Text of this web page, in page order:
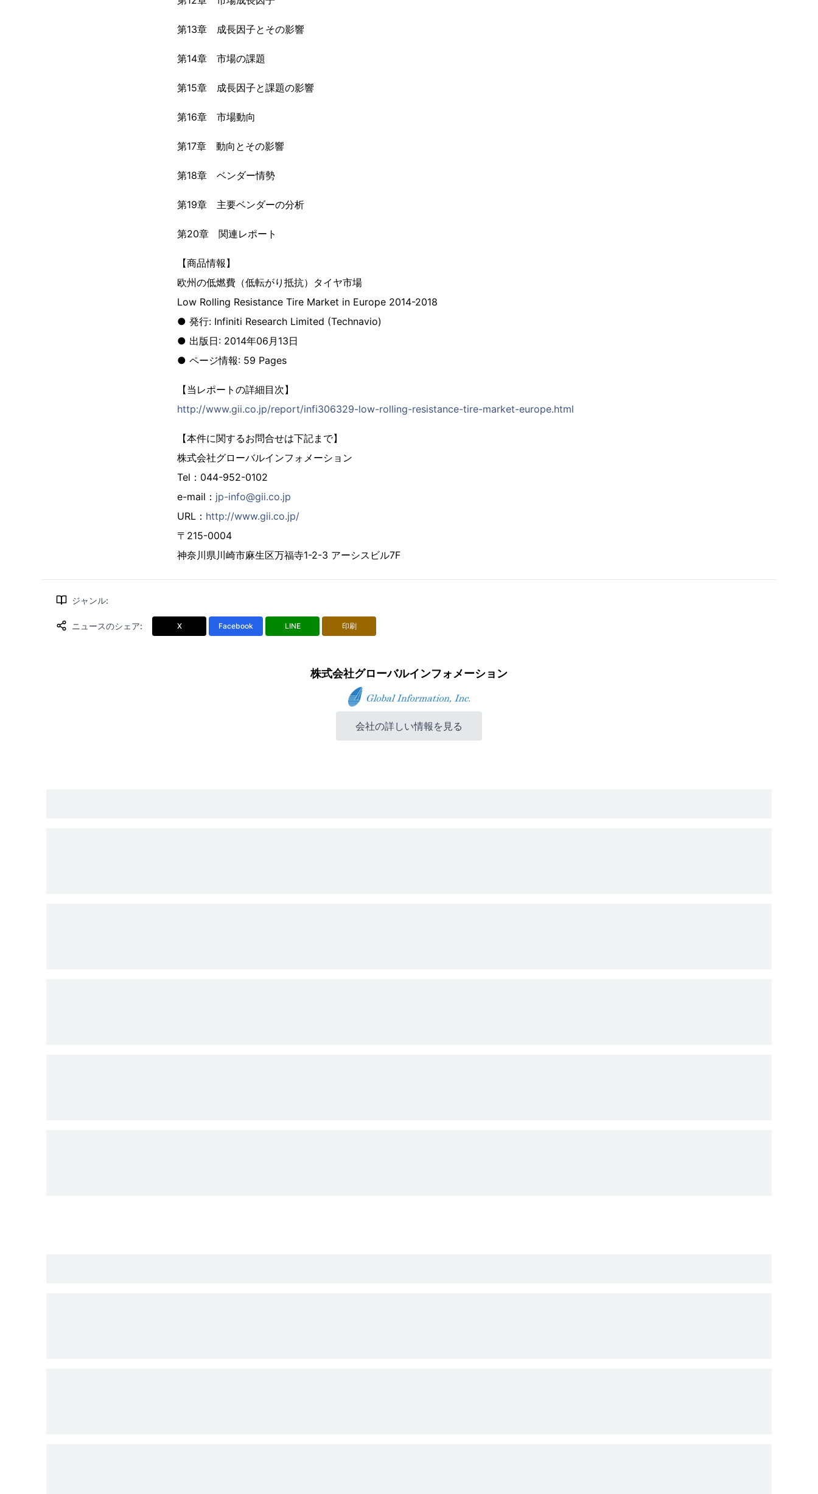
第13章 成長因子とその影響
第14章 市場の課題
第15章 成長因子と課題の影響
第16章 市場動向
第17章 動向とその影響
第18章 ベンダー情勢
第19章 主要ベンダーの分析
第20章 関連レポート
【商品情報】
欧州の低燃費（低転がり抵抗）タイヤ市場
Low Rolling Resistance Tire Market in Europe 2014-2018
● 発行: Infiniti Research Limited (Technavio)
● 出版日: 2014年06月13日
● ページ情報: 59 Pages
【当レポートの詳細目次】
http://www.gii.co.jp/report/infi306329-low-rolling-resistance-tire-market-europe.html
【本件に関するお問合せは下記まで】
株式会社グローバルインフォメーション
Tel：044-952-0102
e-mail： jp-info@gii.co.jp
URL： http://www.gii.co.jp/
〒215-0004
神奈川県川崎市麻生区万福寺1-2-3 アーシスビル7F
ジャンル:
ニュースのシェア: X Facebook LINE 印刷
株式会社グローバルインフォメーション
会社の詳しい情報を見る